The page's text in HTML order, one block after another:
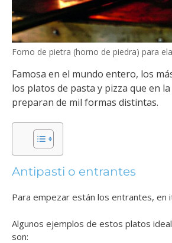
Forno de pietra (horno de piedra) para
Famosa en el mundo entero, los
los platos de pasta y pizza que en
preparan de mil formas distintas.
Antipasti o entrantes
Para empezar están los entrantes, en
Algunos ejemplos de estos platos
son: